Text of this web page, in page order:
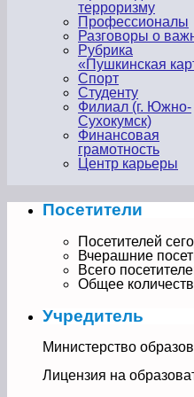
терроризму
Профессионалы
Разговоры о
Рубрика
«Пушкинская
Спорт
Студенту
Филиал (г. Южно-
Сухокумск)
Финансовая
грамотность
Центр карьеры
Посетители
Посетителей
Вчерашние
Всего
Общее
Учредитель
Министерство
Лицензия на